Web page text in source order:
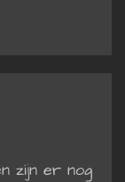
zijn er nog